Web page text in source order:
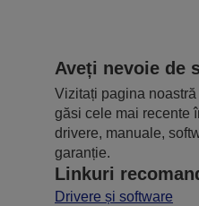
Aveți nevoie de
Vizitați pagina
găsi cele mai recente
drivere, manuale,
garanție.
Linkuri
Drivere și software